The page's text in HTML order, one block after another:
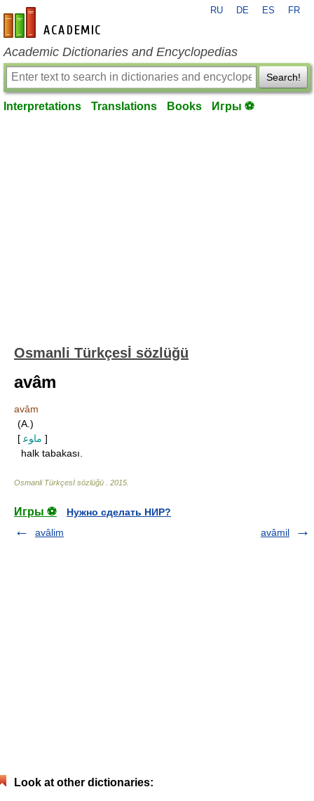
en-academic.com
RU DE ES FR
Academic Dictionaries and Encyclopedias
Search!
Interpretations Translations Books Игры ⚽
Osmanli Türkçesİ sözlüğü
avâm
avâm
(A.)
[ ماﻮﻋ ]
halk tabakası.
Osmanli Türkçesİ sözlüğü 2015
Игры ⚽
Нужно сделать НИР?
avâlim
avâmil
Look at other dictionaries: